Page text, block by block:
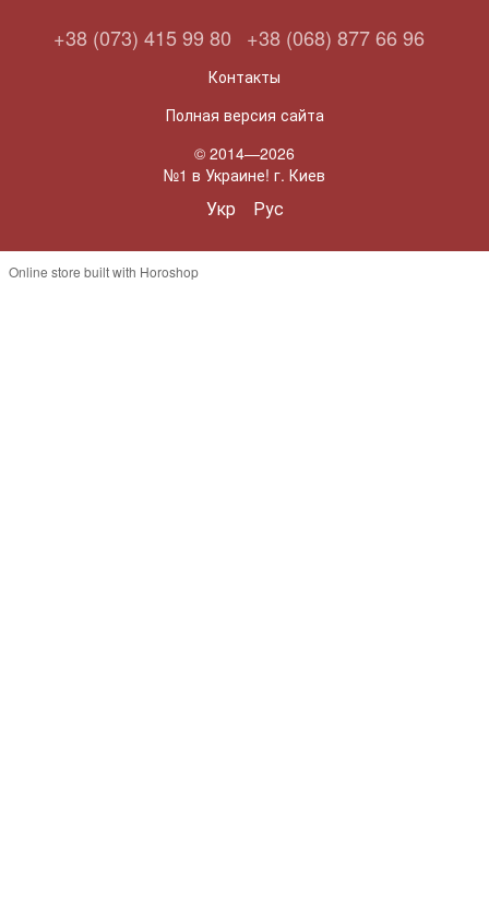
+38 (073) 415 99 80 +38 (068) 877 66 96
Контакты
Полная версия сайта
© 2014—2026
№1 в Украине! г. Киев
Укр Рус
Online store built with Horoshop